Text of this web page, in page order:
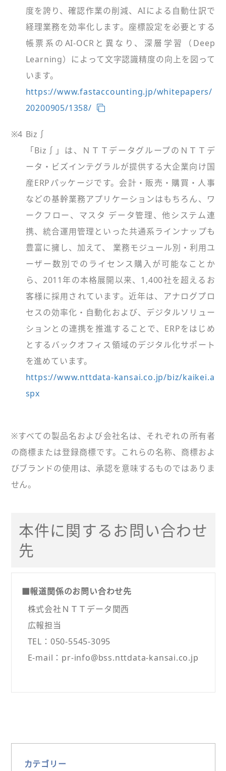
度を誇り、確認作業の削減、AIによる自動仕訳で
経理業務を効率化します。座標設定を必要とする
帳票系のAI-OCRと異なり、深層学習（Deep
Learning）によって文字認識精度の向上を図って
います。
https://www.fastaccounting.jp/whitepapers/
20200905/1358/
※4 Biz∫
「Biz∫」は、ＮＴＴデータグループのＮＴＴデ
ータ・ビズインテグラルが提供する大企業向け国
産ERPパッケージです。会計・販売・購買・人事
などの基幹業務アプリケーションはもちろん、ワ
ークフロー、マスタ データ管理、他システム連
携、統合運用管理といった共通系ラインナップも
豊富に擁し、加えて、 業務モジュール別・利用ユ
ーザー数別でのライセンス購入が可能なことか
ら、2011年の本格展開以来、1,400社を超えるお
客様に採用されています。近年は、アナログプロ
セスの効率化・自動化および、デジタルソリュー
ションとの連携を推進することで、ERPをはじめ
とするバックオフィス領域のデジタル化サポート
を進めています。
https://www.nttdata-kansai.co.jp/biz/kaikei.a
spx
※すべての製品名および会社名は、それぞれの所有者
の商標または登録商標です。これらの名称、商標およ
びブランドの使用は、承認を意味するものではありま
せん。
本件に関するお問い合わせ
先
■報道関係のお問い合わせ先
株式会社ＮＴＴデータ関西
広報担当
TEL：050-5545-3095
E-mail：pr-info@bss.nttdata-kansai.co.jp
カテゴリー